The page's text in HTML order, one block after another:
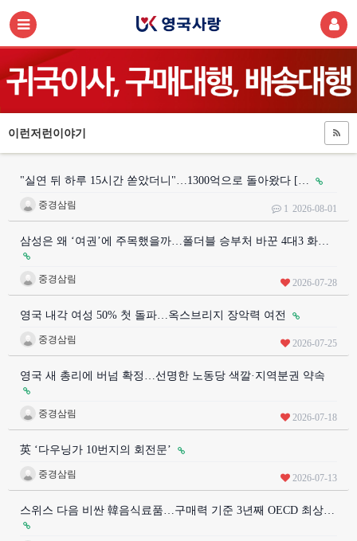
이런저런이야기
"실연 뒤 하루 15시간 쏟았더니"…1300억으로 돌아왔다 […
중경삼림 1 2026-08-01
삼성은 왜 ‘여권’에 주목했을까…폴더블 승부처 바꾼 4대3 화…
중경삼림 2026-07-28
영국 내각 여성 50% 첫 돌파…옥스브리지 장악력 여전
중경삼림 2026-07-25
영국 새 총리에 버넘 확정…선명한 노동당 색깔·지역분권 약속
중경삼림 2026-07-18
英 ‘다우닝가 10번지의 회전문’
중경삼림 2026-07-13
스위스 다음 비싼 韓음식료품…구매력 기준 3년째 OECD 최상…